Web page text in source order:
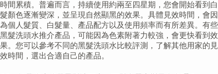
時間累積。普遍而言，持續使用約兩至四星期，您會開始看到白
髮顏色逐漸變深，並呈現自然顯黑的效果。具體見效時間，會因
為個人髮質、白髮量、產品配方以及使用頻率而有所差異。有些
黑髮洗頭水推介產品，可能因為色素附著力較強，會更快看到效
果。您可以參考不同的黑髮洗頭水比較評測，了解其他用家的見
效時間，選出合適自己的產品。